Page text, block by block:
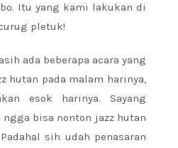
Itu yang kami lakukan di
pletuk!
ada beberapa acara yang
hutan pada malam harinya,
esok harinya. Sayang
bisa nonton jazz hutan
sih udah penasaran